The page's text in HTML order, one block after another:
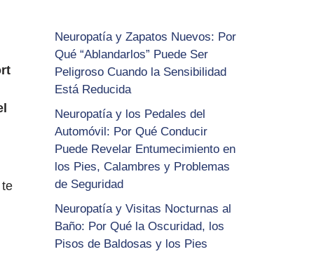
Neuropatía y Zapatos Nuevos: Por
Qué “Ablandarlos” Puede Ser
Peligroso Cuando la Sensibilidad
Está Reducida
Neuropatía y los Pedales del
Automóvil: Por Qué Conducir
Puede Revelar Entumecimiento en
los Pies, Calambres y Problemas
de Seguridad
Neuropatía y Visitas Nocturnas al
Baño: Por Qué la Oscuridad, los
Pisos de Baldosas y los Pies